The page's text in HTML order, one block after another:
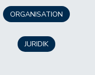
ORGANISATION
JURIDIK